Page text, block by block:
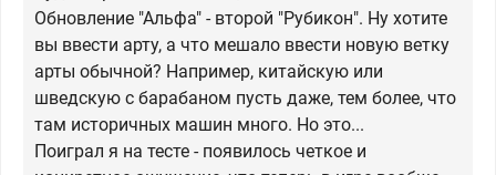
Обновление "Альфа" - второй "Рубикон". Ну хотите
вы ввести арту, а что мешало ввести новую ветку
арты обычной? Например, китайскую или
шведскую с барабаном пусть даже, тем более, что
там историчных машин много. Но это...
Поиграл я на тесте - появилось четкое и